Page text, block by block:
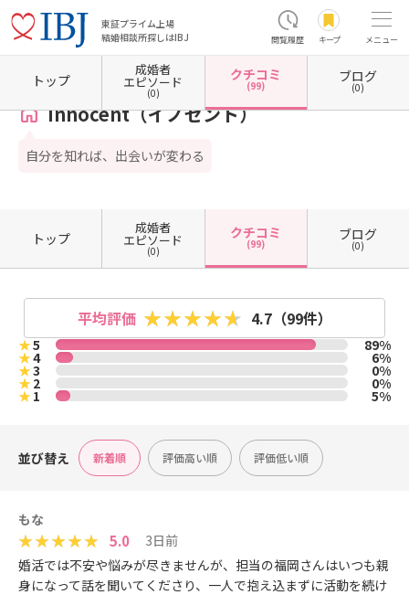
東証プライム上場
結婚相談所探しはIBJ
閲覧履歴 キープ メニュー
ホーム 大阪府の結婚相談所 大阪府大阪市 大阪府大阪市淀川区 innocent（イノセン
innocent（イノセント）
自分を知れば、出会いが変わる
トップ
成婚者
エピソード
(0)
クチコミ
(99)
ブログ
(0)
トップ
成婚者
エピソード
(0)
クチコミ
(99)
ブログ
(0)
平均評価 4.7（99件）
★5 89%
★4 6%
★3 0%
★2 0%
★1 5%
並び替え 新着順 評価高い順 評価低い順
もな
5.0
3日前
婚活では不安や悩みが尽きませんが、担当の福岡さんはいつも親
身になって話を聞いてくださり、一人で抱え込まずに活動を続け